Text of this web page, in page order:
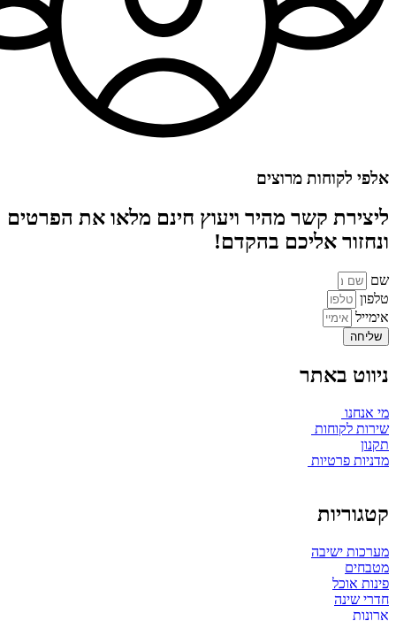
אלפי לקוחות מרוצים
ליצירת קשר מהיר ויעוץ חינם מלאו את הפרטים
ונחזור אליכם בהקדם!
שם
טלפון
אימייל
שליחה
ניווט באתר
מי אנחנו
שירות לקוחות
תקנון
מדניות פרטיות
קטגוריות
מערכות ישיבה
מטבחים
פינות אוכל
חדרי שינה
ארונות